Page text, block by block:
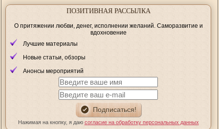
ПОЗИТИВНАЯ РАССЫЛКА
О притяжении любви, денег, исполнении желаний. Саморазвитие и
вдохновение
Лучшие материалы
Новые статьи, обзоры
Анонсы мероприятий
Нажимая на кнопку, я даю согласие на обработку персональных данных